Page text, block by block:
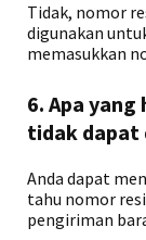
Tidak, nomor
digunakan
memasukkan
6. Apa
tidak dapat
Anda dapat
tahu nomor
pengiriman